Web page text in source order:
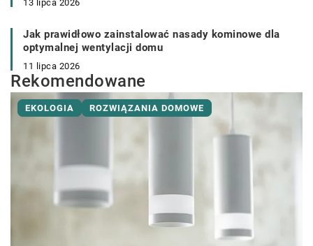
13 lipca 2026
Jak prawidłowo zainstalować nasady kominowe dla
optymalnej wentylacji domu
11 lipca 2026
Rekomendowane
EKOLOGIA ROZWIĄZANIA DOMOWE